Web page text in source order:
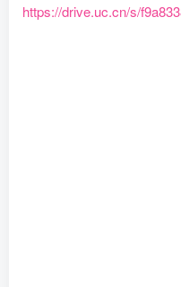
https://drive.uc.cn/s/